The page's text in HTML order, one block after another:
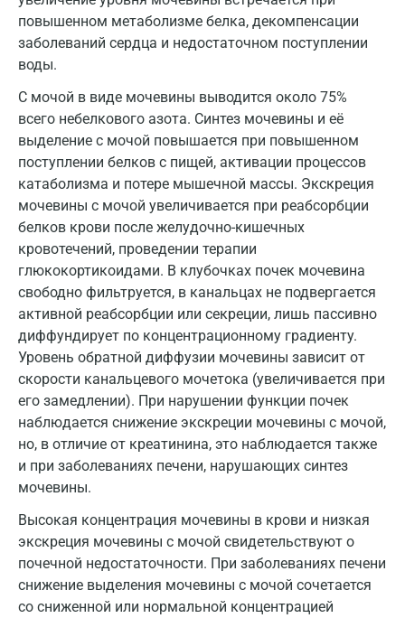
повышенном метаболизме белка, декомпенсации
заболеваний сердца и недостаточном поступлении
воды.
С мочой в виде мочевины выводится около 75%
всего небелкового азота. Синтез мочевины и её
выделение с мочой повышается при повышенном
поступлении белков с пищей, активации процессов
катаболизма и потере мышечной массы. Экскреция
мочевины с мочой увеличивается при реабсорбции
белков крови после желудочно-кишечных
кровотечений, проведении терапии
глюкокортикоидами. В клубочках почек мочевина
свободно фильтруется, в канальцах не подвергается
активной реабсорбции или секреции, лишь пассивно
диффундирует по концентрационному градиенту.
Уровень обратной диффузии мочевины зависит от
скорости канальцевого мочетока (увеличивается при
его замедлении). При нарушении функции почек
наблюдается снижение экскреции мочевины с мочой,
но, в отличие от креатинина, это наблюдается также
и при заболеваниях печени, нарушающих синтез
мочевины.
Высокая концентрация мочевины в крови и низкая
экскреция мочевины с мочой свидетельствуют о
почечной недостаточности. При заболеваниях печени
снижение выделения мочевины с мочой сочетается
со сниженной или нормальной концентрацией
Калуга
Кемерово
Коломна
Королев
Кострома
Красногорск
Краснодар
Красноярск
Курск
Лабинск
Липецк
Лобня
Майкоп
Мурино
Мурманск